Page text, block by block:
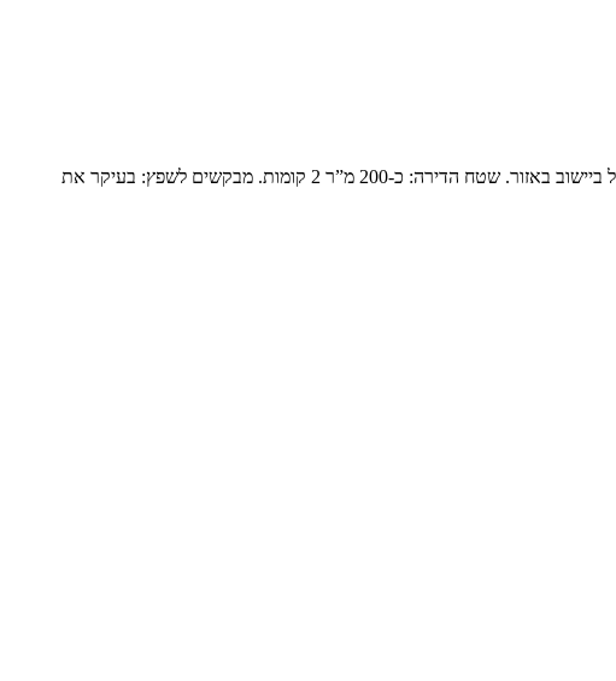
פנטהואז יוקרתי בנופים המשפחה: זוג שומרי מסורת עם ילד אחד בבית והשאר נשואים עם משפחות ומגיעים בסופי שבוע. הם עברו מבית גדול ביישוב באזור. שטח הדירה: כ-200 מ”ר 2 קומות. מבקשים לשפץ: בעיקר את